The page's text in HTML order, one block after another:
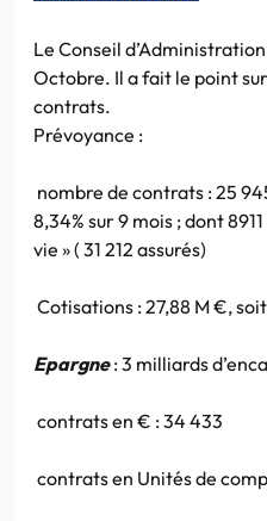
Le Conseil
Octobre. Il a fait le point
contrats.
Prévoyance :
nombre de contrats : 25
8,34% sur 9 mois ; dont
vie » ( 31 212 assurés)
Cotisations : 27,88 M €,
Epargne : 3 milliards
contrats en € : 34 433
contrats en Unités de